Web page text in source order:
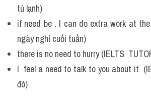
tủ lạnh)
if need be , I can do extra work at
ngày nghỉ cuối tuần)
there is no need to hurry (IELTS
I  feel a need to talk to you about it
đó)